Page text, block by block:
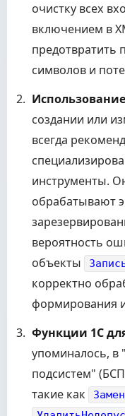
очистку всех
включением в
предотвратить
символов и
создании или
всегда
инструменты.
обрабатывают
вероятность
объекты
корректно
формирования
Функции 1С
упоминалось, в
подсистем"
такие как